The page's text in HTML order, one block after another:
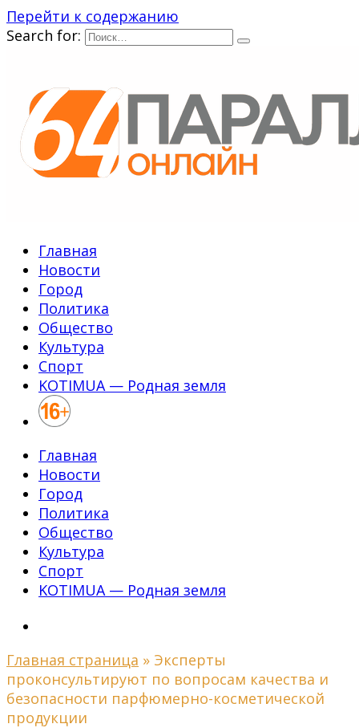
Перейти к содержанию
Search for:
Главная
Новости
Город
Политика
Общество
Культура
Спорт
KOTIMUA — Родная земля
Главная
Новости
Город
Политика
Общество
Культура
Спорт
KOTIMUA — Родная земля
Главная страница » Эксперты
проконсультируют по вопросам качества и
безопасности парфюмерно-косметической
продукции